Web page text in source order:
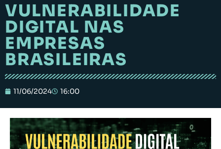
VULNERABILIDADE
DIGITAL NAS
EMPRESAS
BRASILEIRAS
11/06/2024 16:00